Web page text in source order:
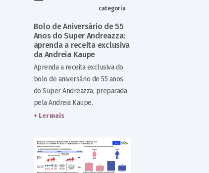
categoria
Bolo de Aniversário de 55
Anos do Super Andreazza:
aprenda a receita exclusiva
da Andreia Kaupe
Aprenda a receita exclusiva do
bolo de aniversário de 55 anos
do Super Andreazza, preparada
pela Andreia Kaupe.
+ Ler mais